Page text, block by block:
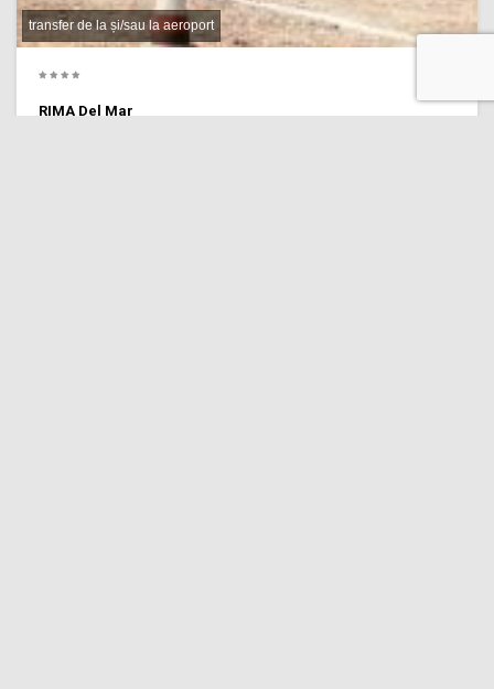
transfer de la și/sau la aeroport
RIMA Del Mar